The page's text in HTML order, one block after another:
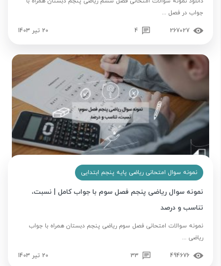
جواب در فصل ...
267027
4 20 تیر 1403
نمونه سوال امتحانی ریاضی پایه پنجم ابتدایی
نمونه سوال ریاضی پنجم فصل سوم با جواب کامل | نسبت،
تناسب و درصد
نمونه سوالات امتحانی فصل سوم ریاضی پنجم دبستان همراه با جواب
ریاضی ...
494676
33 20 تیر 1403